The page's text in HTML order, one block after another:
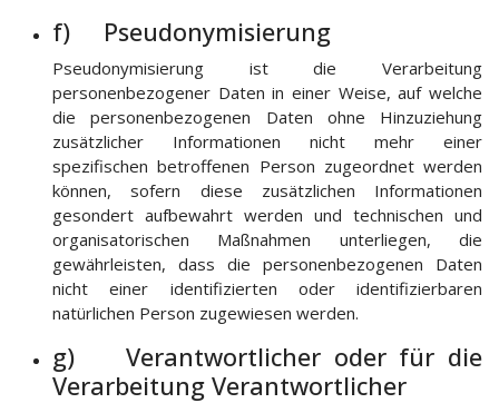
f) Pseudonymisierung
Pseudonymisierung ist die Verarbeitung
personenbezogener Daten in einer Weise, auf welche
die personenbezogenen Daten ohne Hinzuziehung
zusätzlicher Informationen nicht mehr einer
spezifischen betroffenen Person zugeordnet werden
können, sofern diese zusätzlichen Informationen
gesondert aufbewahrt werden und technischen und
organisatorischen Maßnahmen unterliegen, die
gewährleisten, dass die personenbezogenen Daten
nicht einer identifizierten oder identifizierbaren
natürlichen Person zugewiesen werden.
g) Verantwortlicher oder für die
Verarbeitung Verantwortlicher